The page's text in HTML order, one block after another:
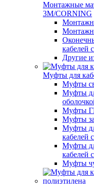
Монтажные
3M/CORNING
кабелей
Другие
Муфты для
Муфты
Муфты
Муфты
Муфты
Муфты
кабелей
Муфты
кабелей
Муфты